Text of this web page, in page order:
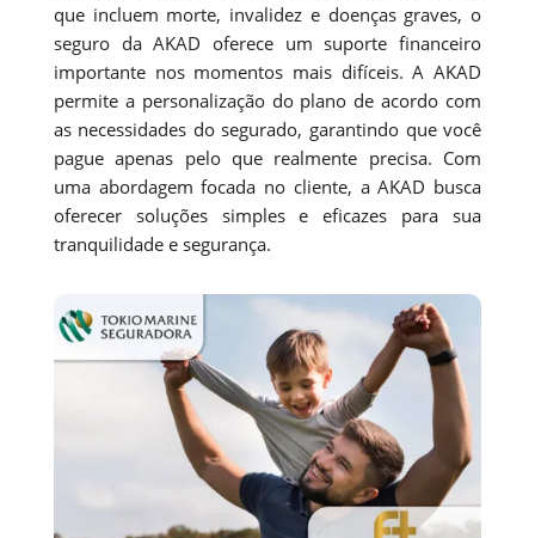
que incluem morte, invalidez e doenças graves, o
seguro da AKAD oferece um suporte financeiro
importante nos momentos mais difíceis. A AKAD
permite a personalização do plano de acordo com
as necessidades do segurado, garantindo que você
pague apenas pelo que realmente precisa. Com
uma abordagem focada no cliente, a AKAD busca
oferecer soluções simples e eficazes para sua
tranquilidade e segurança.